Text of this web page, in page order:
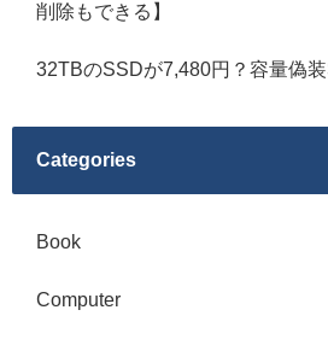
削除もできる】
32TBのSSDが7,480円？容量偽
Categories
Book
Computer